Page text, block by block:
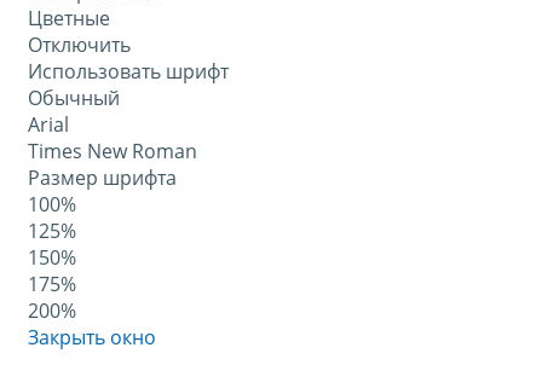
Цветные
Отключить
Использовать шрифт
Обычный
Arial
Times New Roman
Размер шрифта
100%
125%
150%
175%
200%
Закрыть окно